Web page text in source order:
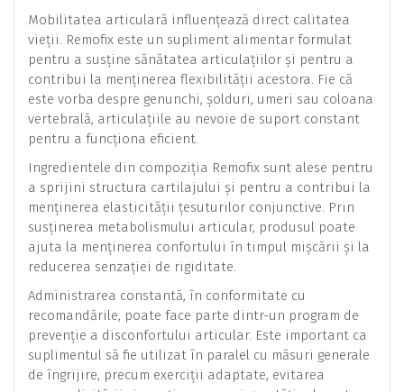
Mobilitatea articulară influențează direct calitatea
vieții. Remofix este un supliment alimentar formulat
pentru a susține sănătatea articulațiilor și pentru a
contribui la menținerea flexibilității acestora. Fie că
este vorba despre genunchi, șolduri, umeri sau coloana
vertebrală, articulațiile au nevoie de suport constant
pentru a funcționa eficient.
Ingredientele din compoziția Remofix sunt alese pentru
a sprijini structura cartilajului și pentru a contribui la
menținerea elasticității țesuturilor conjunctive. Prin
susținerea metabolismului articular, produsul poate
ajuta la menținerea confortului în timpul mișcării și la
reducerea senzației de rigiditate.
Administrarea constantă, în conformitate cu
recomandările, poate face parte dintr-un program de
prevenție a disconfortului articular. Este important ca
suplimentul să fie utilizat în paralel cu măsuri generale
de îngrijire, precum exerciții adaptate, evitarea